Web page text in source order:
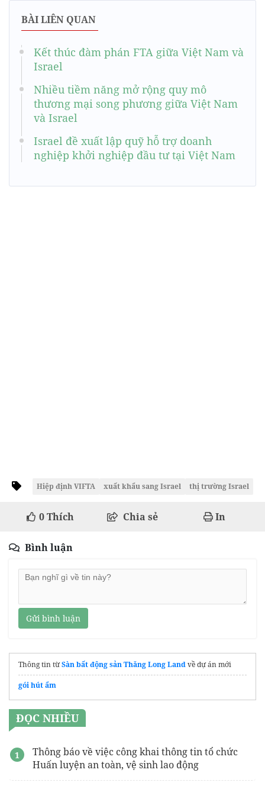
BÀI LIÊN QUAN
Kết thúc đàm phán FTA giữa Việt Nam và
Israel
Nhiều tiềm năng mở rộng quy mô
thương mại song phương giữa Việt Nam
và Israel
Israel đề xuất lập quỹ hỗ trợ doanh
nghiệp khởi nghiệp đầu tư tại Việt Nam
Hiệp định VIFTA xuất khẩu sang Israel thị trường Israel
0Thích Chia sẻ In
Bình luận
Gửi bình luận
Thông tin từSàn bất động sản Thăng Long Landvề dự án mới
gói hút ẩm
ĐỌC NHIỀU
Thông báo về việc công khai thông tin tổ chức
Huấn luyện an toàn, vệ sinh lao động